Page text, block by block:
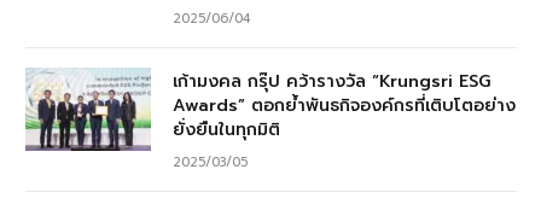
2025/06/04
เก้ามงคล กรุ๊ป คว้ารางวัล “Krungsri ESG
Awards” ตอกย้ำพันธกิจองค์กรที่เติบโตอย่าง
ยั่งยืนในทุกมิติ
2025/03/05